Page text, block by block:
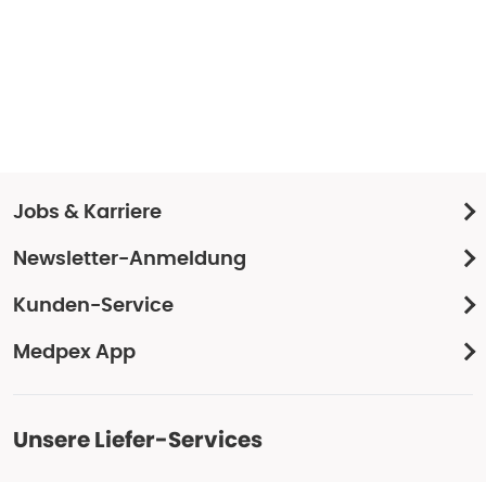
Jobs & Karriere
Newsletter-Anmeldung
Kunden-Service
Medpex App
Unsere Liefer-Services